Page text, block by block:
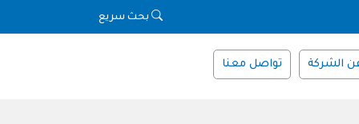
بحث سريع
الشركة تواصل معنا